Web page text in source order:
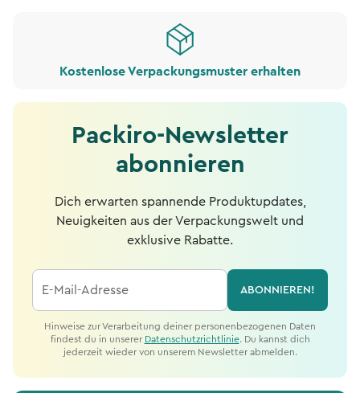
Kostenlose Verpackungsmuster erhalten
Packiro-Newsletter
abonnieren
Dich erwarten spannende Produktupdates,
Neuigkeiten aus der Verpackungswelt und
exklusive Rabatte.
E-Mail-Adresse ABONNIEREN!
Hinweise zur Verarbeitung deiner personenbezogenen Daten
findest du in unserer Datenschutzrichtlinie. Du kannst dich
jederzeit wieder von unserem Newsletter abmelden.